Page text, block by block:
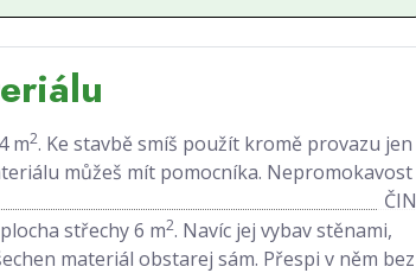
m2. Ke stavbě smíš použít kromě provazu jen
můžeš mít pomocníka. Nepromokavost
ČIN
střechy 6 m2. Na­víc jej vybav stěnami,
materiál obstarej sám. Přespi v něm bez